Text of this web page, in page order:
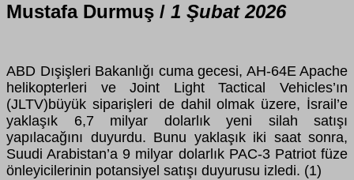
Mustafa Durmuş / 1 Şubat 2026
ABD Dışişleri Bakanlığı cuma gecesi, AH-64E Apache
helikopterleri ve Joint Light Tactical Vehicles’ın
(JLTV)büyük siparişleri de dahil olmak üzere, İsrail’e
yaklaşık 6,7 milyar dolarlık yeni silah satışı
yapılacağını duyurdu. Bunu yaklaşık iki saat sonra,
Suudi Arabistan’a 9 milyar dolarlık PAC-3 Patriot füze
önleyicilerinin potansiyel satışı duyurusu izledi. (1)